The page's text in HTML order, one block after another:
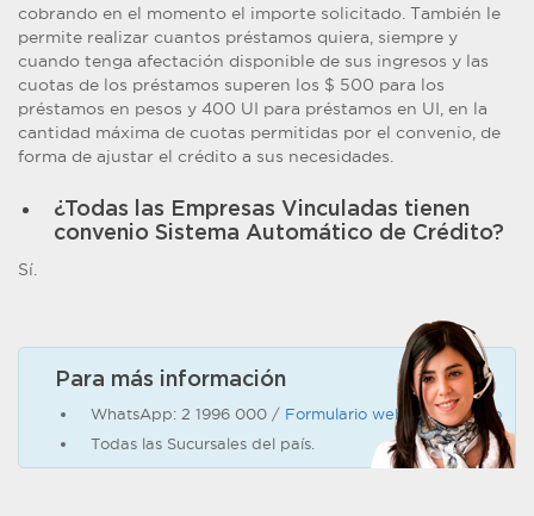
cobrando en el momento el importe solicitado. También le
permite realizar cuantos préstamos quiera, siempre y
cuando tenga afectación disponible de sus ingresos y las
cuotas de los préstamos superen los $ 500 para los
préstamos en pesos y 400 UI para préstamos en UI, en la
cantidad máxima de cuotas permitidas por el convenio, de
forma de ajustar el crédito a sus necesidades.
¿Todas las Empresas Vinculadas tienen
convenio Sistema Automático de Crédito?
Sí.
Para más información
WhatsApp: 2 1996 000 / Formulario web de contacto
Todas las Sucursales del país.